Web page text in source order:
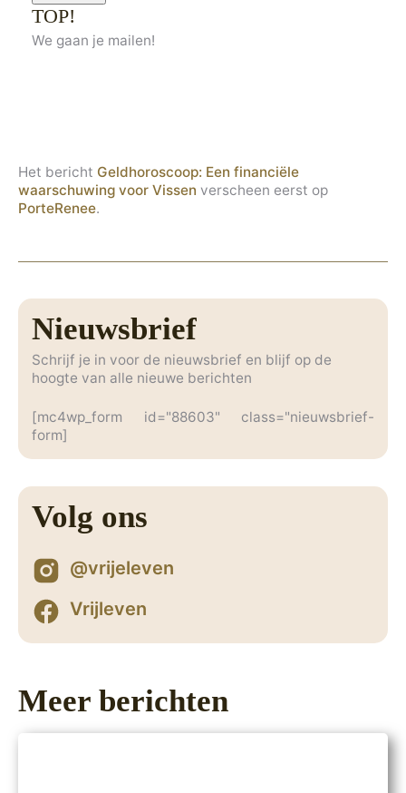
TOP!
We gaan je mailen!
Het bericht Geldhoroscoop: Een financiële
waarschuwing voor Vissen verscheen eerst op
PorteRenee.
Nieuwsbrief
Schrijf je in voor de nieuwsbrief en blijf op de
hoogte van alle nieuwe berichten
[mc4wp_form id="88603" class="nieuwsbrief-
form]
Volg ons
@vrijeleven
Vrijleven
Meer berichten